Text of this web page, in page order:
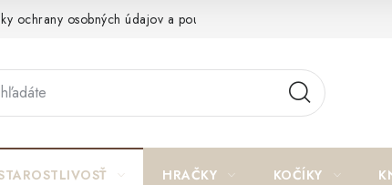
ochrany osobných údajov a poučenie o cookies
HRAČKY KOČÍKY